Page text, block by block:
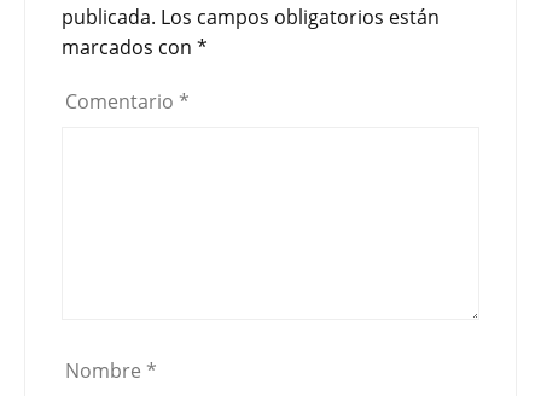
publicada. Los campos obligatorios están
marcados con *
Comentario *
Nombre *